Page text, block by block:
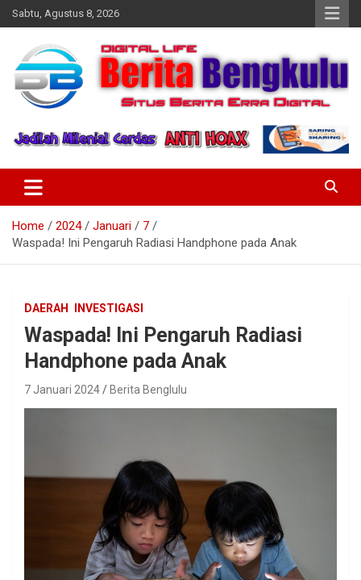
Skip
to
Sabtu, Agustus 8, 2026
Beritabengkulu.id
Home 2024 Januari
7
Waspada! Ini Pengaruh Radiasi Handphone pada Anak
DAERAH INVESTIGASI
Waspada! Ini Pengaruh Radiasi
Handphone pada Anak
7 Januari 2024 Berita Benglulu